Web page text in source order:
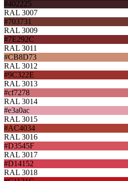
#402225
RAL 3007
#703731
RAL 3009
#7E292C
RAL 3011
#CB8D73
RAL 3012
#9C322E
RAL 3013
#cf7278
RAL 3014
#e3a0ac
RAL 3015
#AC4034
RAL 3016
#D3545F
RAL 3017
#D14152
RAL 3018